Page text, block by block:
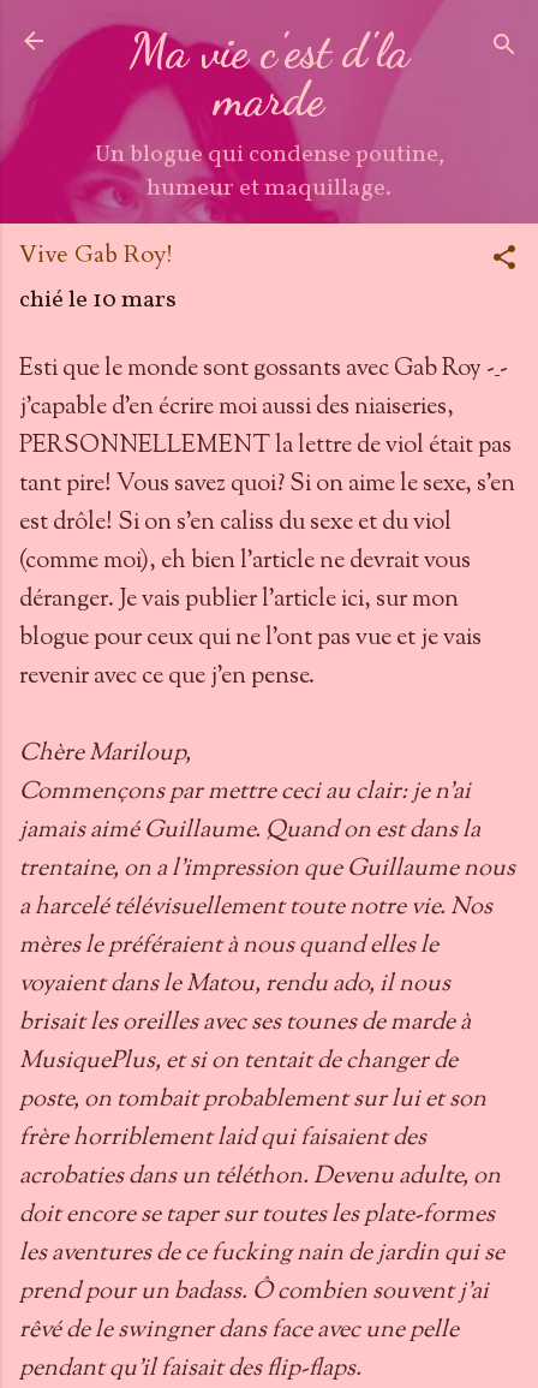
Accéder au contenu principal
Ma vie c'est d'la
marde
Un blogue qui condense poutine,
humeur et maquillage.
Vive Gab Roy!
chié le 10 mars
Esti que le monde sont gossants avec Gab Roy -_-
j'capable d'en écrire moi aussi des niaiseries,
PERSONNELLEMENT la lettre de viol était pas
tant pire! Vous savez quoi? Si on aime le sexe, s'en
est drôle! Si on s'en caliss du sexe et du viol
(comme moi), eh bien l'article ne devrait vous
déranger. Je vais publier l'article ici, sur mon
blogue pour ceux qui ne l'ont pas vue et je vais
revenir avec ce que j'en pense.
Chère Mariloup,
Commençons par mettre ceci au clair: je n’ai
jamais aimé Guillaume. Quand on est dans la
trentaine, on a l’impression que Guillaume nous
a harcelé télévisuellement toute notre vie. Nos
mères le préféraient à nous quand elles le
voyaient dans le Matou, rendu ado, il nous
brisait les oreilles avec ses tounes de marde à
MusiquePlus, et si on tentait de changer de
poste, on tombait probablement sur lui et son
frère horriblement laid qui faisaient des
acrobaties dans un téléthon. Devenu adulte, on
doit encore se taper sur toutes les plate-formes
les aventures de ce fucking nain de jardin qui se
prend pour un badass. Ô combien souvent j’ai
rêvé de le swingner dans face avec une pelle
pendant qu’il faisait des flip-flaps.